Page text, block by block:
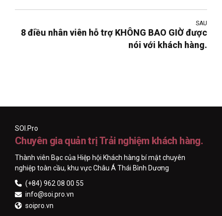
SAU
8 điều nhân viên hỗ trợ KHÔNG BAO GIỜ được
nói với khách hàng.
SOI.Pro
Chuyên gia quản trị Trải nghiệm khách hàng.
Thành viên Bạc của Hiệp hội Khách hàng bí mật chuyên
nghiệp toàn cầu, khu vực Châu Á Thái Bình Dương
(+84) 962 08 00 55
info@soi.pro.vn
soipro.vn